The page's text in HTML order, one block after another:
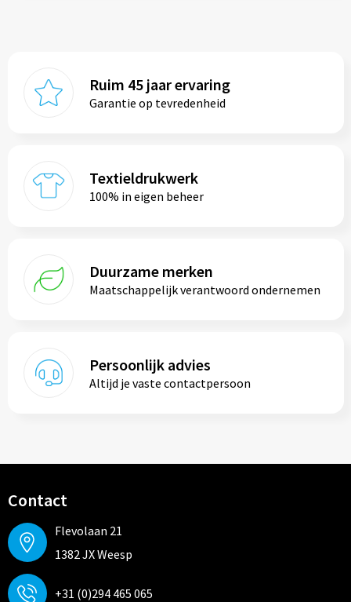
Ruim 45 jaar ervaring
Garantie op tevredenheid
Textieldrukwerk
100% in eigen beheer
Duurzame merken
Maatschappelijk verantwoord ondernemen
Persoonlijk advies
Altijd je vaste contactpersoon
Contact
Flevolaan 21
1382 JX Weesp
+31 (0)294 465 065